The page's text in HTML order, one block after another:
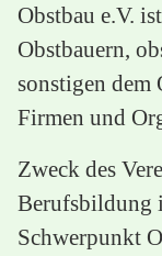
Obstbau e.V.
Obstbauern,
sonstigen dem
Firmen und
Zweck des
Berufsbildung
Schwerpunkt